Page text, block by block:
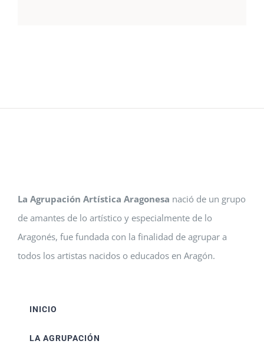
La Agrupación Artística Aragonesa nació de un grupo
de amantes de lo artístico y especialmente de lo
Aragonés, fue fundada con la finalidad de agrupar a
todos los artistas nacidos o educados en Aragón.
INICIO
LA AGRUPACIÓN